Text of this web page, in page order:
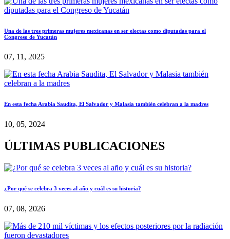
Una de las tres primeras mujeres mexicanas en ser electas como diputadas para el
Congreso de Yucatán
07, 11, 2025
En esta fecha Arabia Saudita, El Salvador y Malasia también celebran a la madres
10, 05, 2024
ÚLTIMAS PUBLICACIONES
¿Por qué se celebra 3 veces al año y cuál es su historia?
07, 08, 2026